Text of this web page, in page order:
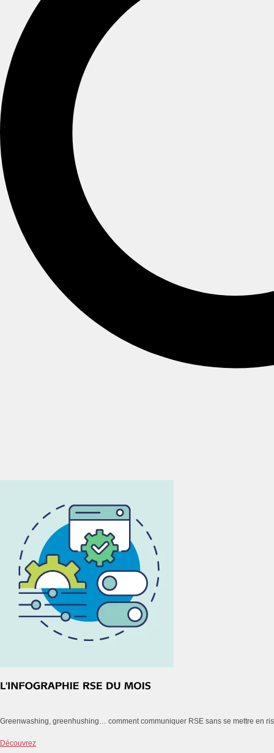
Greenwashing, greenhushing… comment communiquer RSE sans se mettre en
Découvrez